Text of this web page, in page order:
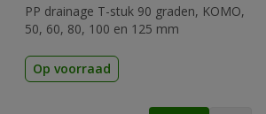
PP drainage T-stuk 90 graden, KOMO,
50, 60, 80, 100 en 125 mm
Op voorraad